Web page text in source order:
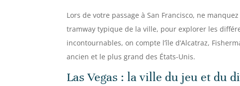
Lors de votre passage à San Francisco, ne
tramway typique de la ville, pour explorer les
incontournables, on compte l’île d’Alcatraz,
ancien et le plus grand des États-Unis.
Las Vegas : la ville du jeu et du